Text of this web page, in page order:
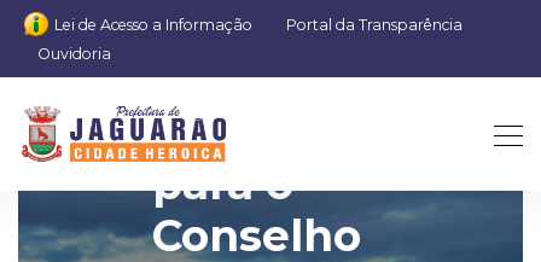
Lei de Acesso a Informação
Portal da Transparência
Ouvidoria
Eleições
para o
Conselho